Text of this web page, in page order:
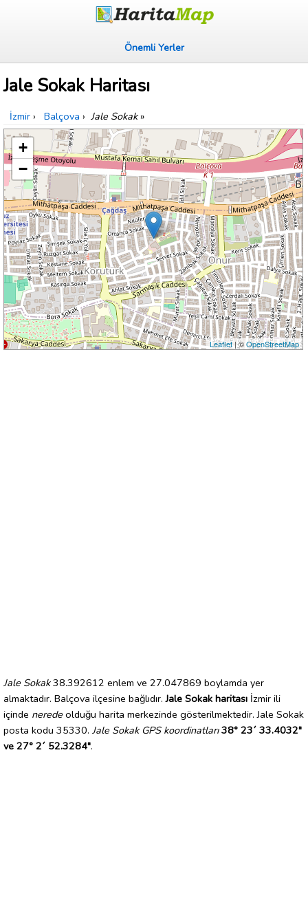
Önemli Yerler
Jale Sokak Haritası
İzmir › Balçova › Jale Sokak»
+
−
Leaflet| ©OpenStreetMap
Jale Sokak38.392612 enlem ve 27.047869 boylamda yer
almaktadır. Balçova ilçesine bağlıdır.Jale Sokak haritası İzmir ili
içinde nerede olduğu harita merkezinde gösterilmektedir. Jale Sokak
posta kodu 35330. Jale Sokak GPS koordinatları 38° 23´ 33.4032"
ve 27° 2´ 52.3284".